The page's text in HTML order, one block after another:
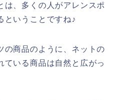
は、多くの人がアレンスポ
ということですね♪
の商品のように、ネットの
ている商品は自然と広がっ